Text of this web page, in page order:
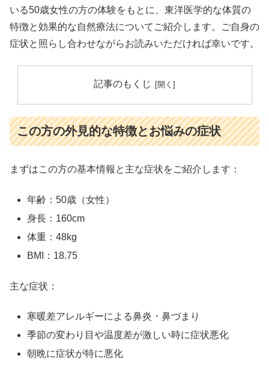
いる50歳女性の方の体験をもとに、東洋医学的な体質の
特徴と効果的な自然療法についてご紹介します。ご自身の
症状と照らし合わせながらお読みいただければ幸いです。
記事のもくじ
この方の外見的な特徴とお悩みの症状
まずはこの方の基本情報と主な症状をご紹介します：
年齢：50歳（女性）
身長：160cm
体重：48kg
BMI：18.75
主な症状：
寒暖差アレルギーによる鼻炎・鼻づまり
季節の変わり目や温度差が激しい時に症状悪化
朝晩に症状が特に悪化